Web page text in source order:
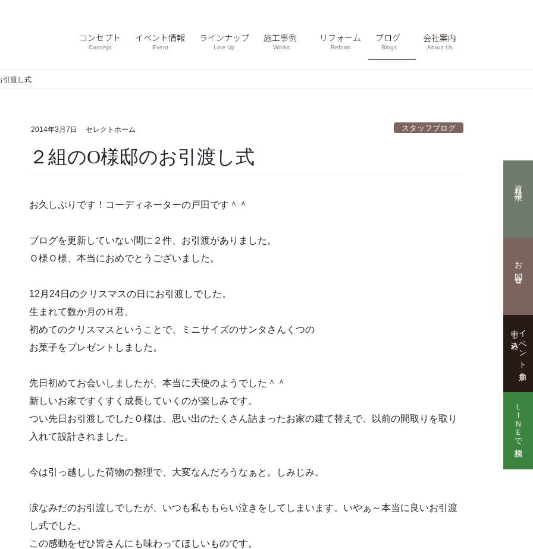
コンセプト
Concept
イベント情報
Event
ラインナップ
Line Up
施工事例
Works
リフォーム
Reform
ブログ
Blogs
会社案内
About Us
引渡し式
2014年3月7日 セレクトホーム スタッフブログ
２組のO様邸のお引渡し式
お久しぶりです！コーディネーターの戸田です＾＾
ブログを更新していない間に２件、お引渡がありました。
Ｏ様Ｏ様、本当におめでとうございました。
12月24日のクリスマスの日にお引渡しでした。
生まれて数か月のＨ君。
初めてのクリスマスということで、ミニサイズのサンタさんくつの
お菓子をプレゼントしました。
先日初めてお会いしましたが、本当に天使のようでした＾＾
新しいお家ですくすく成長していくのが楽しみです。
つい先日お引渡しでしたＯ様は、思い出のたくさん詰まったお家の建て替えで、以前の間取りを取り
入れて設計されました。
今は引っ越しした荷物の整理で、大変なんだろうなぁと。しみじみ。
涙なみだのお引渡しでしたが、いつも私ももらい泣きをしてしまいます。いやぁ～本当に良いお引渡
し式でした。
この感動をぜひ皆さんにも味わってほしいものです。
資料請求
お問合せ
イベント参加
申し込み
ＬＩＮＥで相談